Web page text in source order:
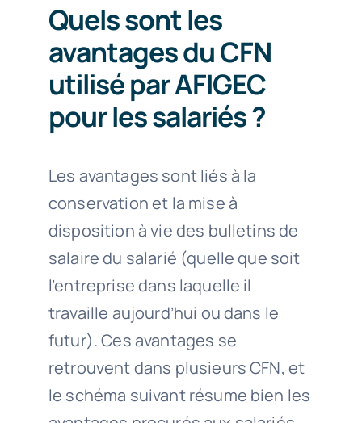
Quels sont les
avantages du CFN
utilisé par AFIGEC
pour les salariés ?
Les avantages sont liés à la
conservation et la mise à
disposition à vie des bulletins de
salaire du salarié (quelle que soit
l’entreprise dans laquelle il
travaille aujourd’hui ou dans le
futur). Ces avantages se
retrouvent dans plusieurs CFN, et
le schéma suivant résume bien les